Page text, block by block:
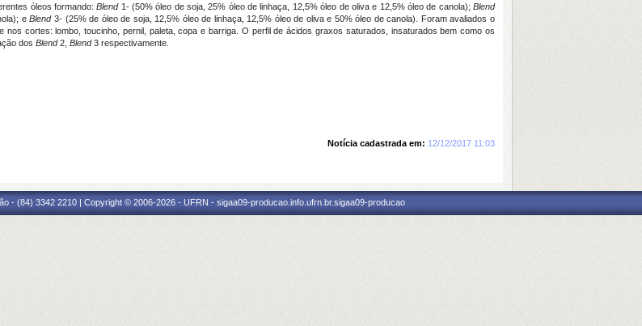
óleos formando:Blend1- (50% óleo de soja, 25% óleo de linhaça, 12,5% óleo de oliva e 12,5% óleo de canola);Blend
eBlend 3- (25% de óleo de soja, 12,5% óleo de linhaça, 12,5% óleo de oliva e 50% óleo de canola). Foram avaliados o
cortes: lombo, toucinho, pernil, paleta, copa e barriga. O perfil de ácidos graxos saturados, insaturados bem como os
dos Blend2, Blend3 respectivamente.
Notícia cadastrada em: 12/12/2017 11:03
- (84) 3342 2210 | Copyright © 2006-2026 - UFRN - sigaa09-producao.info.ufrn.br.sigaa09-producao